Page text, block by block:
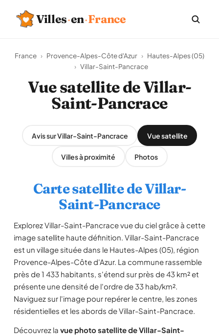
Villes·en·France
France › Provence-Alpes-Côte d'Azur › Hautes-Alpes (05)
› Villar-Saint-Pancrace
Vue satellite de Villar-
Saint-Pancrace
Avis sur Villar-Saint-Pancrace Vue satellite
Villes à proximité Photos
Carte satellite de Villar-
Saint-Pancrace
Explorez Villar-Saint-Pancrace vue du ciel grâce à cette
image satellite haute définition. Villar-Saint-Pancrace
est un village située dans le Hautes-Alpes (05), région
Provence-Alpes-Côte d'Azur. La commune rassemble
près de 1 433 habitants, s'étend sur près de 43 km² et
présente une densité de l'ordre de 33 hab/km².
Naviguez sur l'image pour repérer le centre, les zones
résidentielles et les abords de Villar-Saint-Pancrace.
Découvrez la vue photo satellite de Villar-Saint-